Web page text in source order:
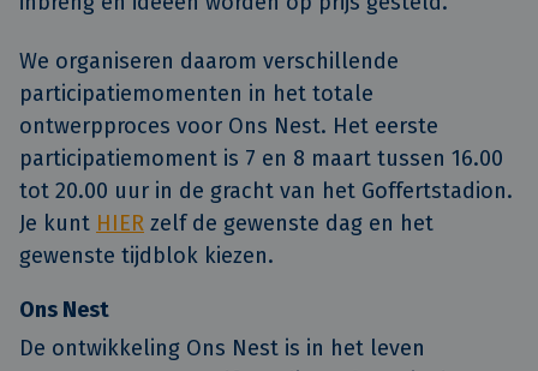
We organiseren daarom verschillende
participatiemomenten in het totale
ontwerpproces voor Ons Nest. Het eerste
participatiemoment is 7 en 8 maart tussen 16.00
tot 20.00 uur in de gracht van het Goffertstadion.
Je kunt HIER zelf de gewenste dag en het
gewenste tijdblok kiezen.
Ons Nest
De ontwikkeling Ons Nest is in het leven